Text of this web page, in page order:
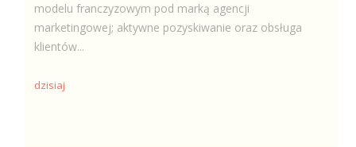
modelu franczyzowym pod marką agencji
marketingowej; aktywne pozyskiwanie oraz obsługa
klientów...
dzisiaj